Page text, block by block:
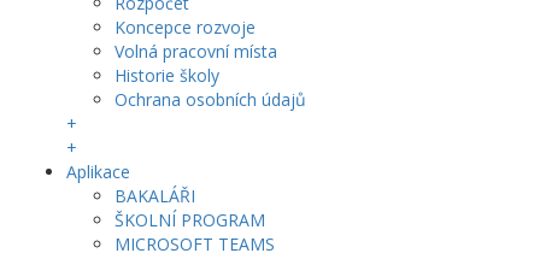
Koncepce rozvoje
Volná pracovní místa
Historie školy
Ochrana osobních údajů
+
+
Aplikace
BAKALÁŘI
ŠKOLNÍ PROGRAM
MICROSOFT TEAMS